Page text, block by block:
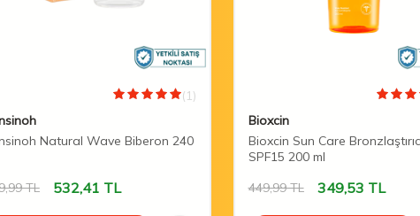
(1)
Natural Wave Biberon 240
TL 532,41 TL
Bioxcin
Bioxcin Sun Care
SPF15 200 ml
449,99TL 349,53 TL